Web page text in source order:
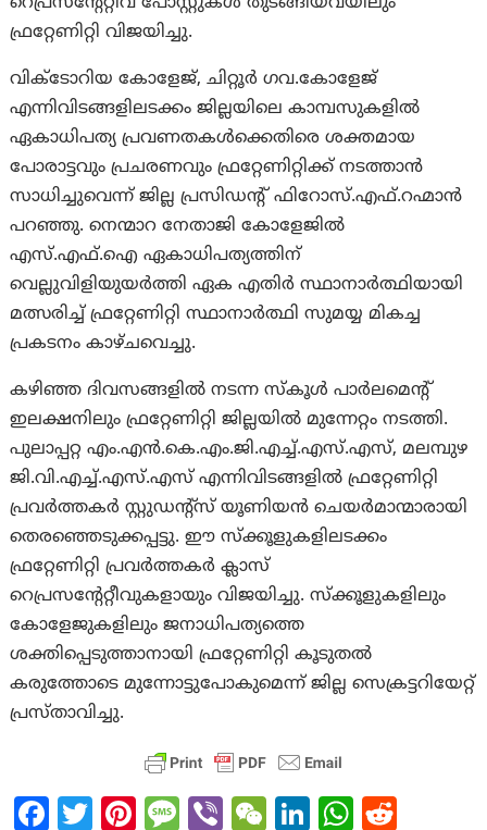
ഫ്രറ്റേണിറ്റി വിജയിച്ചു.
വിക്ടോറിയ കോളേജ്, ചിറ്റൂർ ഗവ.കോളേജ്
എന്നിവിടങ്ങളിലടക്കം ജില്ലയിലെ കാമ്പസുകളിൽ
ഏകാധിപത്യ പ്രവണതകൾക്കെതിരെ ശക്തമായ
പോരാട്ടവും പ്രചരണവും ഫ്രറ്റേണിറ്റിക്ക് നടത്താൻ
സാധിച്ചുവെന്ന് ജില്ല പ്രസിഡന്റ് ഫിറോസ്.എഫ്.റഹ്മാൻ
പറഞ്ഞു. നെന്മാറ നേതാജി കോളേജിൽ
എസ്.എഫ്.ഐ ഏകാധിപത്യത്തിന്
വെല്ലുവിളിയുയർത്തി ഏക എതിർ സ്ഥാനാർത്ഥിയായി
മത്സരിച്ച് ഫ്രറ്റേണിറ്റി സ്ഥാനാർത്ഥി സുമയ്യ മികച്ച
പ്രകടനം കാഴ്ചവെച്ചു.
കഴിഞ്ഞ ദിവസങ്ങളിൽ നടന്ന സ്കൂൾ പാർലമെന്റ്
ഇലക്ഷനിലും ഫ്രറ്റേണിറ്റി ജില്ലയിൽ മുന്നേറ്റം നടത്തി.
പുലാപ്പറ്റ എം.എൻ.കെ.എം.ജി.എച്ച്.എസ്.എസ്, മലമ്പുഴ
ജി.വി.എച്ച്.എസ്.എസ് എന്നിവിടങ്ങളിൽ ഫ്രറ്റേണിറ്റി
പ്രവർത്തകർ സ്റ്റുഡന്റ്സ് യൂണിയൻ ചെയർമാന്മാരായി
തെരഞ്ഞെടുക്കപ്പട്ടു. ഈ സ്ക്കൂളുകളിലടക്കം
ഫ്രറ്റേണിറ്റി പ്രവർത്തകർ ക്ലാസ്
റെപ്രസന്റേറ്റീവുകളായും വിജയിച്ചു. സ്ക്കൂളുകളിലും
കോളേജുകളിലും ജനാധിപത്യത്തെ
ശക്തിപ്പെടുത്താനായി ഫ്രറ്റേണിറ്റി കൂടുതൽ
കരുത്തോടെ മുന്നോട്ടുപോകുമെന്ന് ജില്ല സെക്രട്ടറിയേറ്റ്
പ്രസ്താവിച്ചു.
Fa T
Pi M Vi W Li W